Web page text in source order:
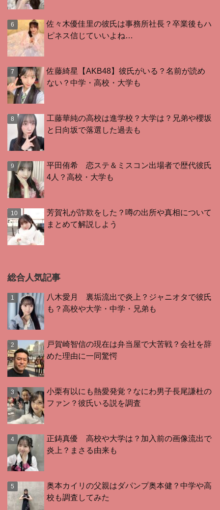
佐々木優佳里の彼氏は事務所社長？卒業後もハ
ピネス信じていいよね…
佐藤綺星【AKB48】彼氏がいる？名前が読め
ない？中学・高校・大学も
工藤華純の高校は進学校？大学は？兄弟や櫻坂
と日向坂で落選した過去も
平田侑希 恋ステ＆ミスコン出場者で歴代彼氏
4人？高校・大学も
芳賀礼が詐欺をした？噂の出所や真相について
まとめて解説しよう
総合人気記事
八木愛月 裏垢流出で炎上？ジャニオタで彼氏
も？高校や大学・中学・兄弟も
戸賀崎智信の現在は弁当屋で大苦戦？会社を辞
めた理由に一同驚愕
小栗有以にも熱愛発覚？なにわ男子長尾謙杜の
ファン？彼氏いる説を調査
正鋳真優 高校や大学は？加入前の画像流出で
炎上？まさる由来も
奥本カイリの父親はダパンプ奥本健？中学や高
校も調査してみた